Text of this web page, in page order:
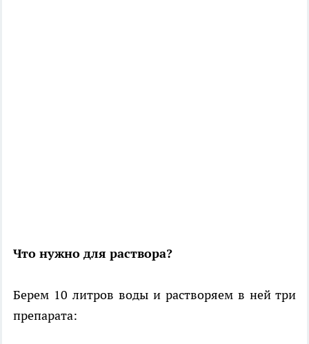
Что нужно для раствора?
Берем 10 литров воды и растворяем в ней три
препарата: